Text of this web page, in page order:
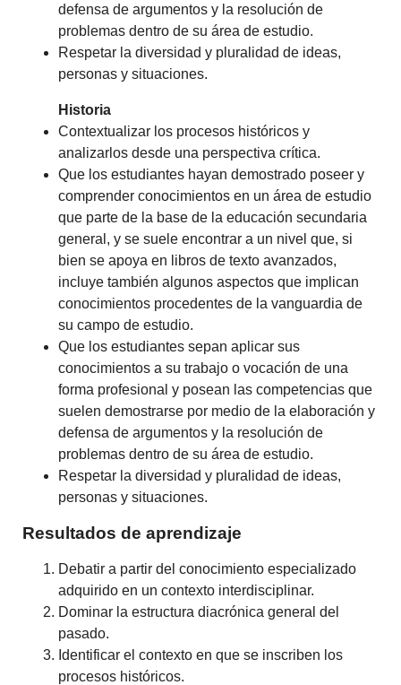
defensa de argumentos y la resolución de
problemas dentro de su área de estudio.
Respetar la diversidad y pluralidad de ideas,
personas y situaciones.
Historia
Contextualizar los procesos históricos y
analizarlos desde una perspectiva crítica.
Que los estudiantes hayan demostrado poseer y
comprender conocimientos en un área de estudio
que parte de la base de la educación secundaria
general, y se suele encontrar a un nivel que, si
bien se apoya en libros de texto avanzados,
incluye también algunos aspectos que implican
conocimientos procedentes de la vanguardia de
su campo de estudio.
Que los estudiantes sepan aplicar sus
conocimientos a su trabajo o vocación de una
forma profesional y posean las competencias que
suelen demostrarse por medio de la elaboración y
defensa de argumentos y la resolución de
problemas dentro de su área de estudio.
Respetar la diversidad y pluralidad de ideas,
personas y situaciones.
Resultados de aprendizaje
Debatir a partir del conocimiento especializado
adquirido en un contexto interdisciplinar.
Dominar la estructura diacrónica general del
pasado.
Identificar el contexto en que se inscriben los
procesos históricos.